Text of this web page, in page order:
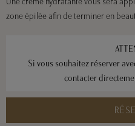
zone épilée afin de terminer en
Si vous souhaitez réserver
contacter